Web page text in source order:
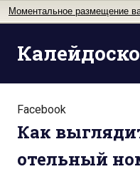
Моментальное размещение
Facebook
Как
отельный